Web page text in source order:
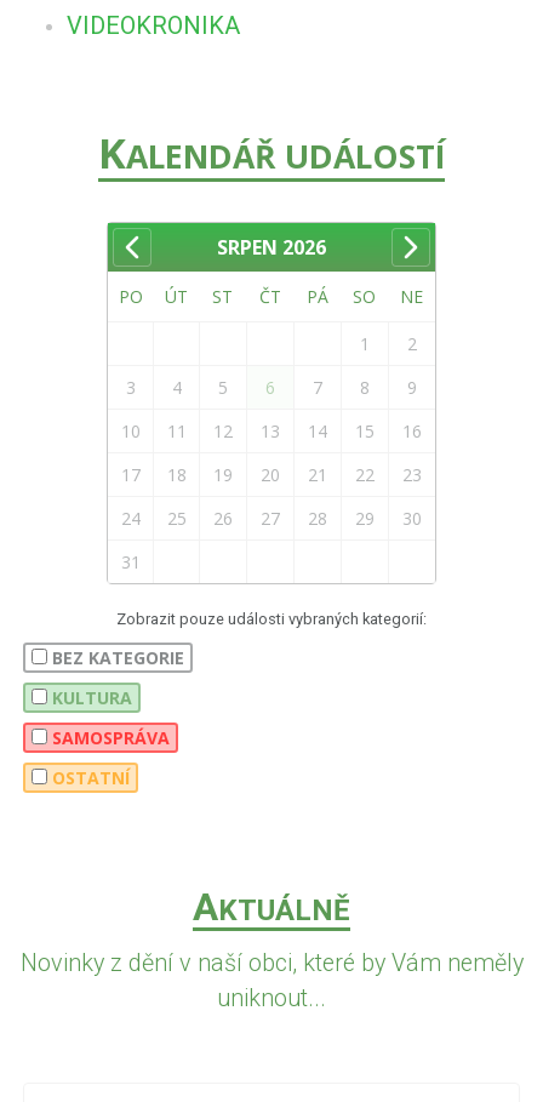
VIDEOKRONIKA
KALENDÁŘ UDÁLOSTÍ
SRPEN 2026
PO ÚT ST ČT PÁ SO NE
1
2
3
4 5 6 7 8
9
10
11 12 13 14 15
16
17
18 19 20 21 22
23
24
25 26 27 28 29
30
31
Zobrazit pouze události vybraných kategorií:
BEZ KATEGORIE
KULTURA
SAMOSPRÁVA
OSTATNÍ
AKTUÁLNĚ
Novinky z dění v naší obci, které by Vám neměly
uniknout...